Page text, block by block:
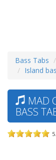
Bass Tabs
Island
MAD
BASS